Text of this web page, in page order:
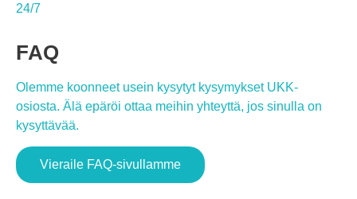
24/7
FAQ
Olemme koonneet usein kysytyt kysymykset UKK-
osiosta. Älä epäröi ottaa meihin yhteyttä, jos sinulla on
kysyttävää.
Vieraile FAQ-sivullamme